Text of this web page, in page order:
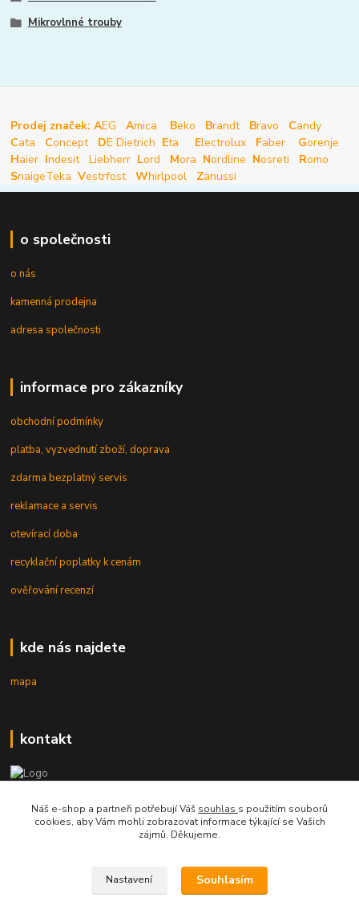
Mikrovlnné trouby
Prodej značek: AEG Amica Beko Brandt Bravo Candy
Cata Concept DE Dietrich Eta Electrolux Faber Gorenje
Haier Indesit Liebherr Lord Mora Nordline Nosreti Romo
SnaigeTeka Vestrfost Whirlpool Zanussi
o společnosti
o nás
kamenná prodejna
adresa společnosti
informace pro zákazníky
obchodní podmínky
platba, vyzvednutí zboží, doprava
zdarma bezplatný servis
reklamace a servis
otevírací doba
recyklační poplatky k cenám
ověřování recenzí
kde nás najdete
mapa
kontakt
mobil 605 268 512
Po-Pá, 8-16 hod.
Náš e-shop a partneři potřebují Váš souhlas s použitím souborů
cookies, aby Vám mohli zobrazovat informace týkající se Vašich
zájmů. Děkujeme.
Nastavení Souhlasím